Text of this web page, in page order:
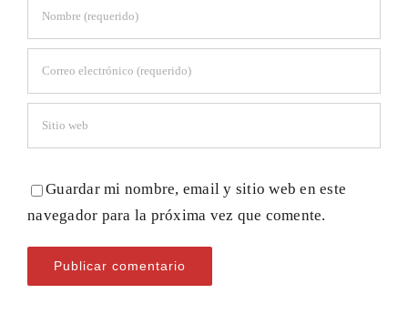
Guardar mi nombre, email y sitio web en este
navegador para la próxima vez que comente.